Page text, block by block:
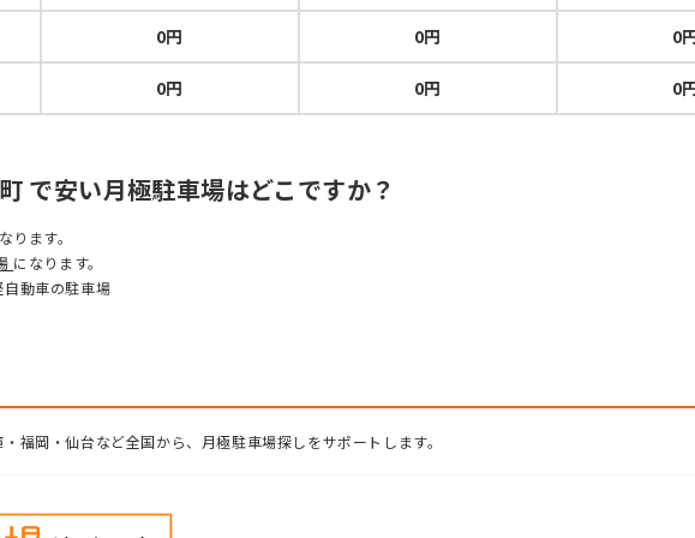
0円 0円 0
0円 0円 0
で安い月極駐車場はどこですか？
ります。
になります。
動車の駐車場
福岡・仙台など全国から、月極駐車場探しをサポートします。